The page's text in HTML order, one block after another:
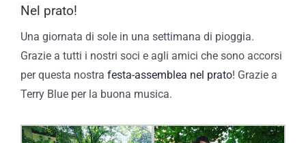
Nel prato!
Una giornata di sole in una settimana di pioggia.
Grazie a tutti i nostri soci e agli amici che sono accorsi
per questa nostra festa-assemblea nel prato! Grazie a
Terry Blue per la buona musica.